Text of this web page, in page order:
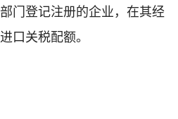
门登记注册的企业，在其经
口关税配额。